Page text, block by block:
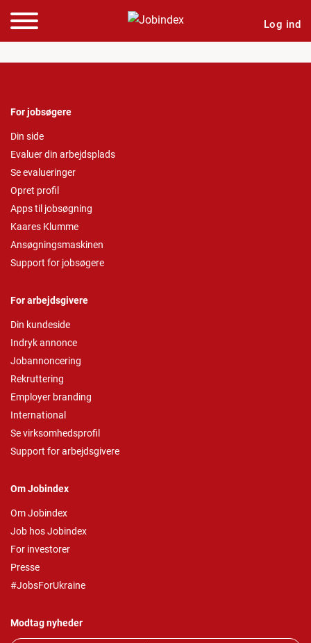
Log ind
For jobsøgere
Din side
Evaluer din arbejdsplads
Se evalueringer
Opret profil
Apps til jobsøgning
Kaares Klumme
Ansøgningsmaskinen
Support for jobsøgere
For arbejdsgivere
Din kundeside
Indryk annonce
Jobannoncering
Rekruttering
Employer branding
International
Se virksomhedsprofil
Support for arbejdsgivere
Om Jobindex
Om Jobindex
Job hos Jobindex
For investorer
Presse
#JobsForUkraine
Modtag nyheder